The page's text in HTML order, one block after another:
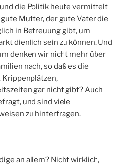
die Politik heute vermittelt
gute Mutter, der gute Vater die
in Betreuung gibt, um
dienlich sein zu können. Und
denken wir nicht mehr über
nach, so daß es die
gar nicht gibt? Auch
und sind viele
zu hinterfragen.
an allem? Nicht wirklich,